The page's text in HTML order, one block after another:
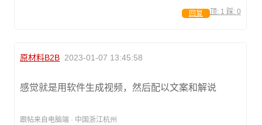
顶: 1 踩: 0
回复
原材料B2B 2023-01-07 13:45:58
感觉就是用软件生成视频，然后配以文案和解说
跟帖来自电脑端 · 中国浙江杭州